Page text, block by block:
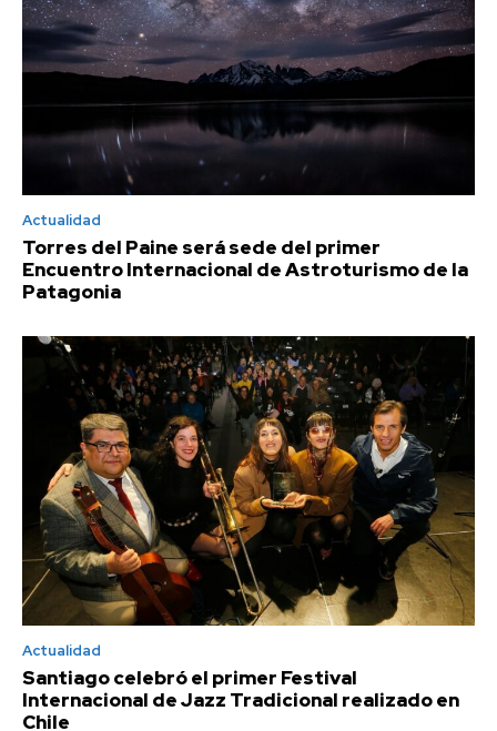
Actualidad
Torres del Paine será sede del primer
Encuentro Internacional de Astroturismo de la
Patagonia
Actualidad
Santiago celebró el primer Festival
Internacional de Jazz Tradicional realizado en
Chile